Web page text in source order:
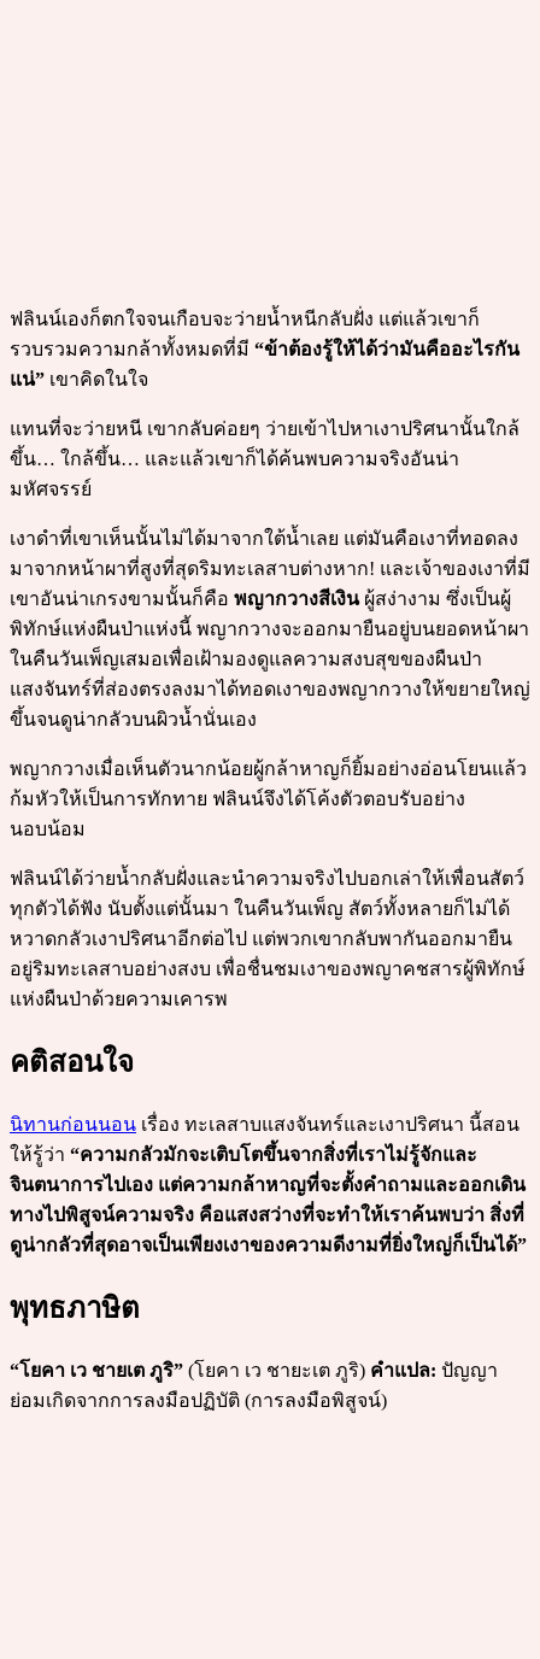
ฟลินน์เองก็ตกใจจนเกือบจะว่ายน้ำหนีกลับฝั่ง แต่แล้วเขาก็
รวบรวมความกล้าทั้งหมดที่มี “ข้าต้องรู้ให้ได้ว่ามันคืออะไรกัน
แน่” เขาคิดในใจ
แทนที่จะว่ายหนี เขากลับค่อยๆ ว่ายเข้าไปหาเงาปริศนานั้นใกล้
ขึ้น… ใกล้ขึ้น… และแล้วเขาก็ได้ค้นพบความจริงอันน่า
มหัศจรรย์
เงาดำที่เขาเห็นนั้นไม่ได้มาจากใต้น้ำเลย แต่มันคือเงาที่ทอดลง
มาจากหน้าผาที่สูงที่สุดริมทะเลสาบต่างหาก! และเจ้าของเงาที่มี
เขาอันน่าเกรงขามนั้นก็คือ พญากวางสีเงินผู้สง่างาม ซึ่งเป็นผู้
พิทักษ์แห่งผืนป่าแห่งนี้ พญากวางจะออกมายืนอยู่บนยอดหน้าผา
ในคืนวันเพ็ญเสมอเพื่อเฝ้ามองดูแลความสงบสุขของผืนป่า
แสงจันทร์ที่ส่องตรงลงมาได้ทอดเงาของพญากวางให้ขยายใหญ่
ขึ้นจนดูน่ากลัวบนผิวน้ำนั่นเอง
พญากวางเมื่อเห็นตัวนากน้อยผู้กล้าหาญก็ยิ้มอย่างอ่อนโยนแล้ว
ก้มหัวให้เป็นการทักทาย ฟลินน์จึงได้โค้งตัวตอบรับอย่าง
นอบน้อม
ฟลินน์ได้ว่ายน้ำกลับฝั่งและนำความจริงไปบอกเล่าให้เพื่อนสัตว์
ทุกตัวได้ฟัง นับตั้งแต่นั้นมา ในคืนวันเพ็ญ สัตว์ทั้งหลายก็ไม่ได้
หวาดกลัวเงาปริศนาอีกต่อไป แต่พวกเขากลับพากันออกมายืน
อยู่ริมทะเลสาบอย่างสงบ เพื่อชื่นชมเงาของพญาคชสารผู้พิทักษ์
แห่งผืนป่าด้วยความเคารพ
คติสอนใจ
นิทานก่อนนอน เรื่อง ทะเลสาบแสงจันทร์และเงาปริศนา นี้สอน
ให้รู้ว่า “ความกลัวมักจะเติบโตขึ้นจากสิ่งที่เราไม่รู้จักและ
จินตนาการไปเอง แต่ความกล้าหาญที่จะตั้งคำถามและออกเดิน
ทางไปพิสูจน์ความจริง คือแสงสว่างที่จะทำให้เราค้นพบว่า สิ่งที่
ดูน่ากลัวที่สุดอาจเป็นเพียงเงาของความดีงามที่ยิ่งใหญ่ก็เป็นได้”
พุทธภาษิต
“โยคา เว ชายเต ภูริ” (โยคา เว ชายะเต ภูริ) คำแปล: ปัญญา
ย่อมเกิดจากการลงมือปฏิบัติ (การลงมือพิสูจน์)